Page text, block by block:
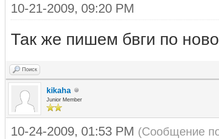
10-21-2009, 09:20 PM
Так же пишем бвги по
Поиск
kikaha
Junior Member
10-24-2009, 01:53 PM (Сообщение